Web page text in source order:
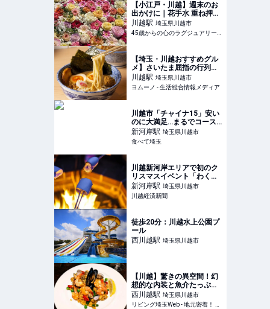
【小江戸・川越】週末のお
出かけに｜花手水 重ね押し
スタンプラリー大人世代の
回り方・所要時間
川越駅 埼玉県川越市
45歳からの心のラグジュアリーメディア
【埼玉・川越おすすめグル
メ】さいたま屈指の行列店
『つけ麺狼煙』新店舗情報 |
ヨムーノ
川越駅 埼玉県川越市
ヨムーノ - 生活総合情報メディア
川越市「チャイナ15」安い
のに大満足…まるでコース
のような800円中華ランチ
新河岸駅 埼玉県川越市
食べて埼玉
川越新河岸エリアで初のク
リスマスイベント「わくわ
くフェスティバル」
新河岸駅 埼玉県川越市
川越経済新聞
徒歩20分：川越水上公園プ
ール
西川越駅 埼玉県川越市
【川越】驚きの異空間！幻
想的な内装と魚介たっぷり
のパエリアが楽しめる『す
ぺいん亭』
西川越駅 埼玉県川越市
リビング埼玉Web - 地元密着！ 大宮、浦和、川口ほか埼玉のグルメ、イベント、お出かけ、習い事情報